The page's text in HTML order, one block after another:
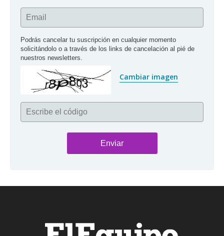
Email
Podrás cancelar tu suscripción en cualquier momento
solicitándolo o a través de los links de cancelación al pié de
nuestros newsletters.
Cambiar imagen
Escribe el código